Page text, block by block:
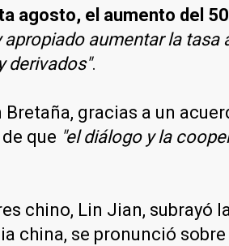
agosto, el aumento del
apropiado aumentar la
derivados".
gracias a un
que "el diálogo y la
chino, Lin Jian, subrayó
china, se pronunció